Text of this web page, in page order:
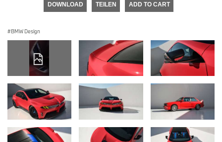
DOWNLOAD TEILEN ADD TO CART
BMW Design